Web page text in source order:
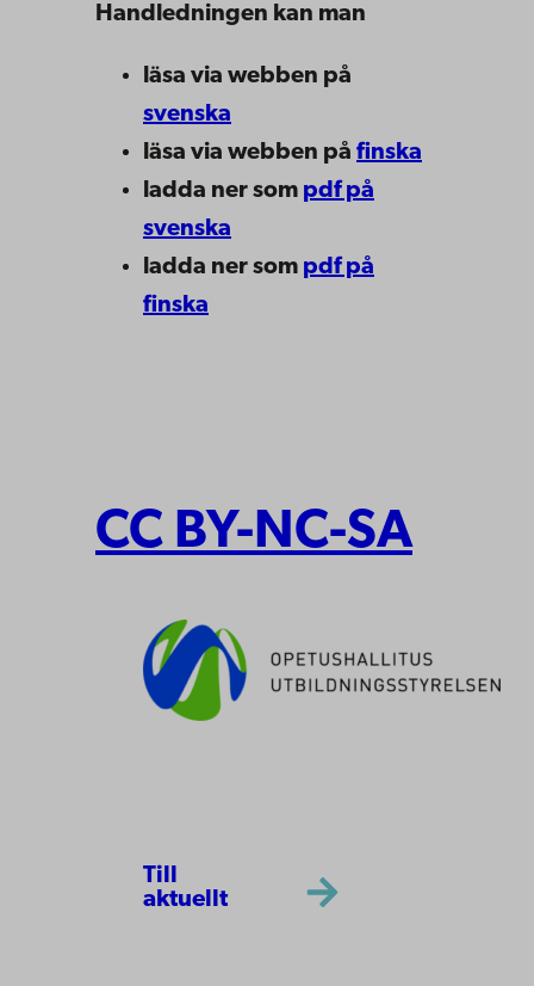
Handledningen kan man
läsa via webben på
svenska
läsa via webben på finska
ladda ner som pdf på
svenska
ladda ner som pdf på
finska
CC BY-NC-SA
Till
aktuellt